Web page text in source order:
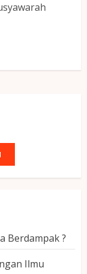
Berdampak ?
Ilmu